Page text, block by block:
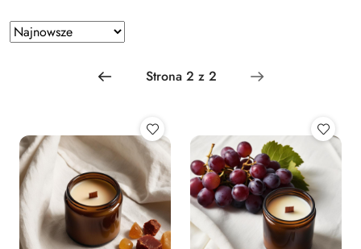
Zastosowano
sortowanie:
Sortuj
według